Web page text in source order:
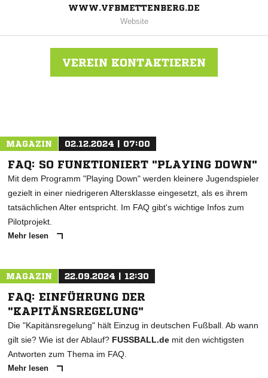
WWW.VFBMETTENBERG.DE
Website
VEREIN KONTAKTIEREN
MAGAZIN 02.12.2024 | 07:00
FAQ: SO FUNKTIONIERT "PLAYING DOWN"
Mit dem Programm "Playing Down" werden kleinere Jugendspieler
gezielt in einer niedrigeren Altersklasse eingesetzt, als es ihrem
tatsächlichen Alter entspricht. Im FAQ gibt's wichtige Infos zum
Pilotprojekt.
Mehr lesen
MAGAZIN 22.09.2024 | 12:30
FAQ: EINFÜHRUNG DER
"KAPITÄNSREGELUNG"
Die "Kapitänsregelung" hält Einzug in deutschen Fußball. Ab wann
gilt sie? Wie ist der Ablauf? FUSSBALL.de mit den wichtigsten
Antworten zum Thema im FAQ.
Mehr lesen